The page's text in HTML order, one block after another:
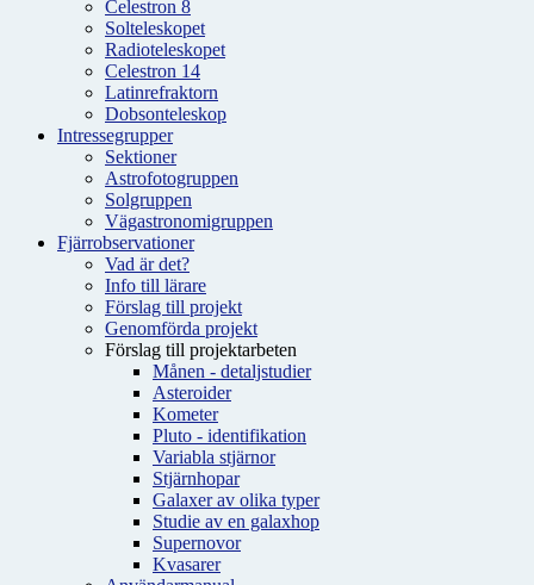
Celestron 8
Solteleskopet
Radioteleskopet
Celestron 14
Latinrefraktorn
Dobsonteleskop
Intressegrupper
Sektioner
Astrofotogruppen
Solgruppen
Vägastronomigruppen
Fjärrobservationer
Vad är det?
Info till lärare
Förslag till projekt
Genomförda projekt
Förslag till projektarbeten
Månen - detaljstudier
Asteroider
Kometer
Pluto - identifikation
Variabla stjärnor
Stjärnhopar
Galaxer av olika typer
Studie av en galaxhop
Supernovor
Kvasarer